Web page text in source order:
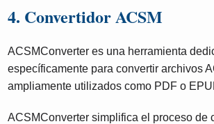
4. Convertidor ACSM
ACSMConverter es una herramienta
específicamente para convertir archivos
ampliamente utilizados como PDF o
ACSMConverter simplifica el proceso de